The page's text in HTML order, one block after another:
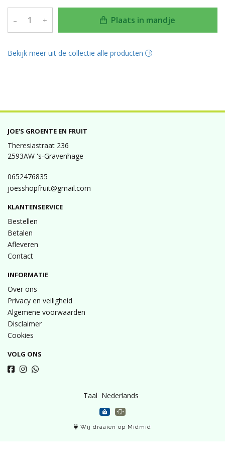
– + Plaats in mandje
Bekijk meer uit de collectie alle producten
JOE'S GROENTE EN FRUIT
Theresiastraat 236
2593AW 's-Gravenhage
0652476835
joesshopfruit@gmail.com
KLANTENSERVICE
Bestellen
Betalen
Afleveren
Contact
INFORMATIE
Over ons
Privacy en veiligheid
Algemene voorwaarden
Disclaimer
Cookies
VOLG ONS
Taal
Wij draaien op Midmid